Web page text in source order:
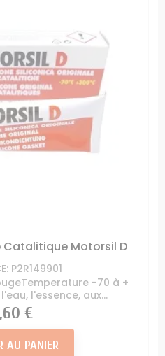
Catalitique Motorsil D
P2R149901
-70 à +
l'essence, aux...
€
AU PANIER